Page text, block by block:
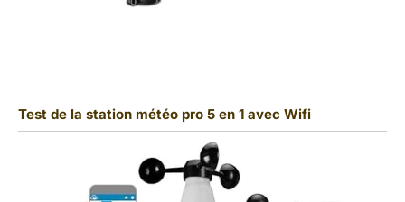
Test de la station météo pro 5 en 1 avec Wifi